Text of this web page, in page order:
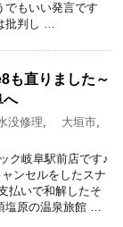
でもいい発言です
批判し …
も直りました～
へ
没修理, 大垣市,
ク岐阜駅前店です♪
ンセルをしたスナ
払いで和解したそ
塩原の温泉旅館 …